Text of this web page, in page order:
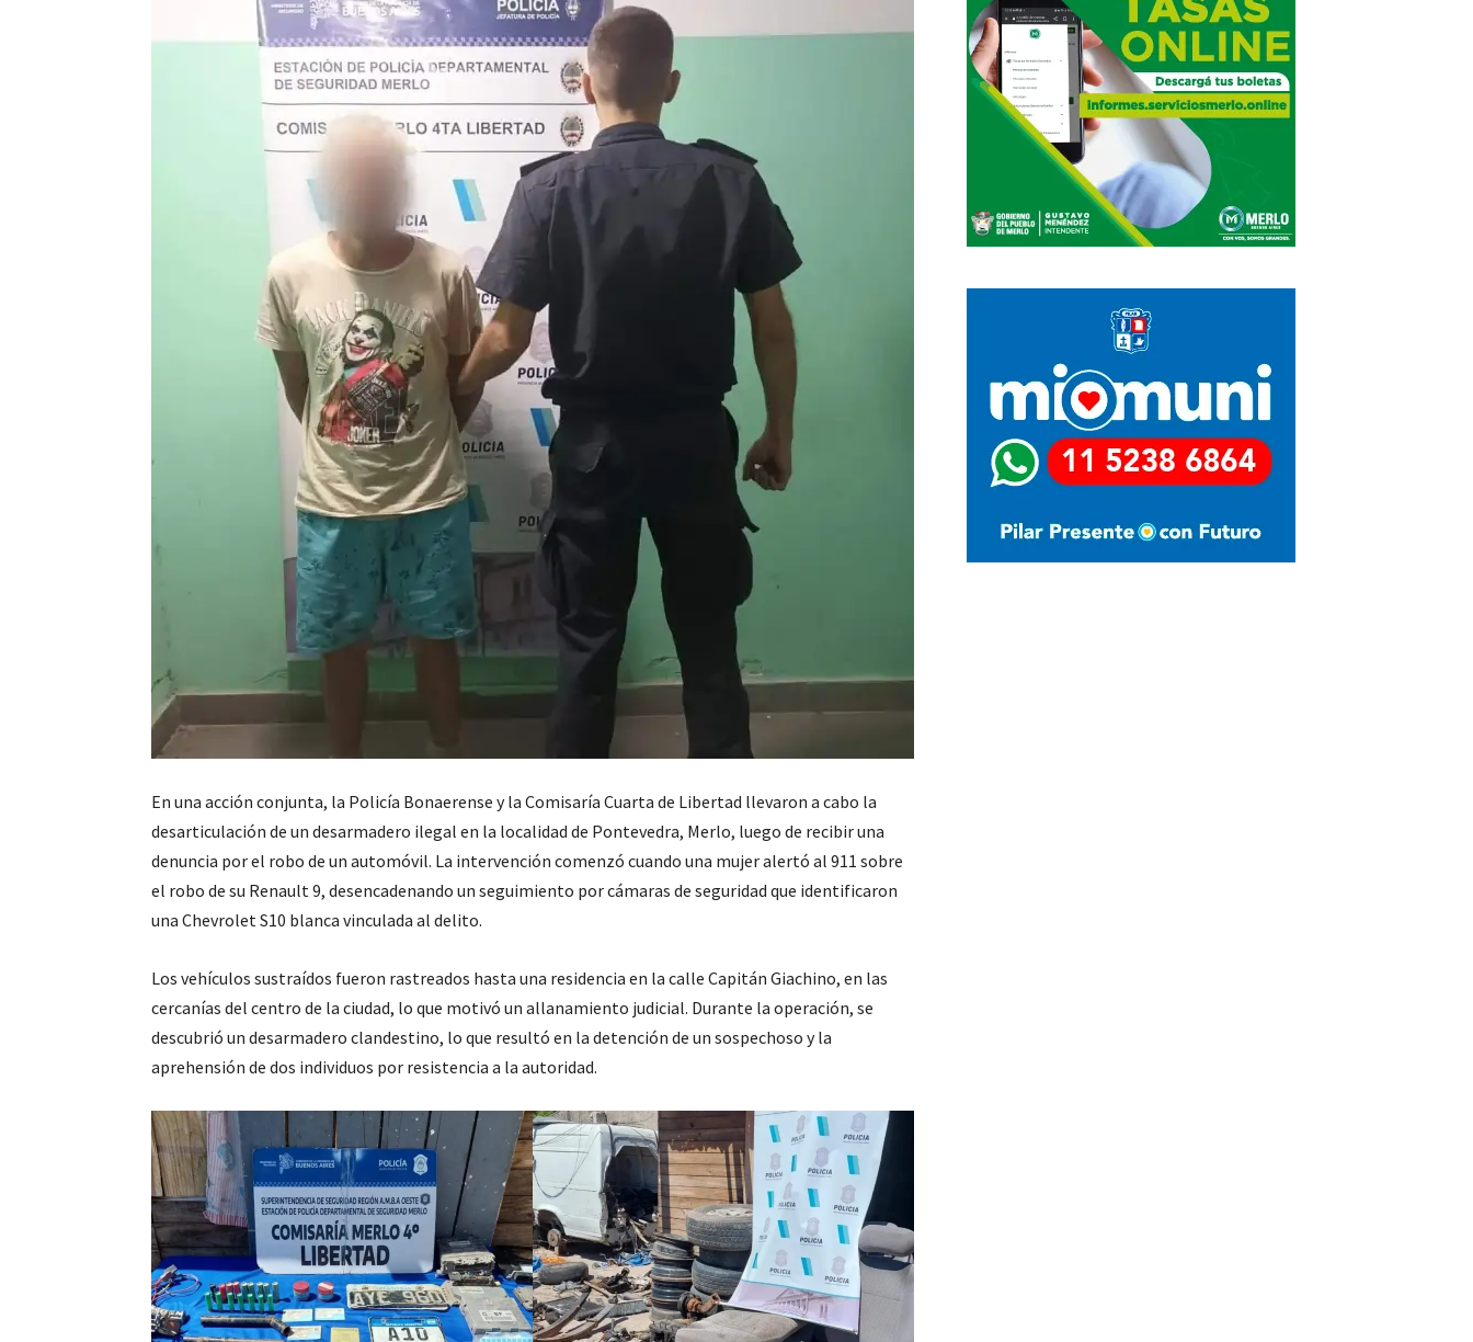
En una acción conjunta, la Policía Bonaerense y la Comisaría Cuarta de Libertad llevaron a cabo la
desarticulación de un desarmadero ilegal en la localidad de Pontevedra, Merlo, luego de recibir una
denuncia por el robo de un automóvil. La intervención comenzó cuando una mujer alertó al 911 sobre
el robo de su Renault 9, desencadenando un seguimiento por cámaras de seguridad que identificaron
una Chevrolet S10 blanca vinculada al delito.
Los vehículos sustraídos fueron rastreados hasta una residencia en la calle Capitán Giachino, en las
cercanías del centro de la ciudad, lo que motivó un allanamiento judicial. Durante la operación, se
descubrió un desarmadero clandestino, lo que resultó en la detención de un sospechoso y la
aprehensión de dos individuos por resistencia a la autoridad.